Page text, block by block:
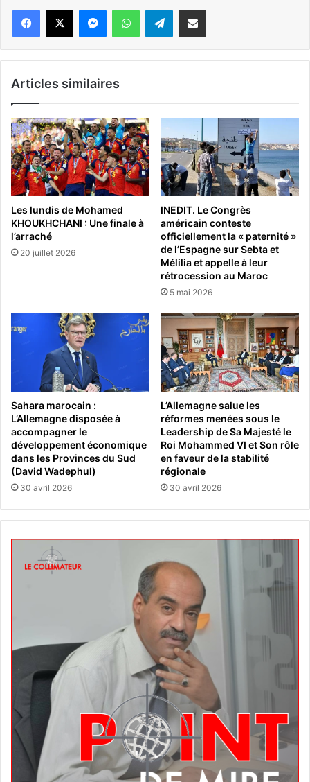
WhatsApp Telegram
Articles similaires
Les lundis de Mohamed
KHOUKHCHANI : Une finale à
l’arraché
20 juillet 2026
INEDIT. Le Congrès
américain conteste
officiellement la « paternité »
de l’Espagne sur Sebta et
Mélilia et appelle à leur
rétrocession au Maroc
5 mai 2026
Sahara marocain :
L’Allemagne disposée à
accompagner le
développement économique
dans les Provinces du Sud
(David Wadephul)
30 avril 2026
L’Allemagne salue les
réformes menées sous le
Leadership de Sa Majesté le
Roi Mohammed VI et Son rôle
en faveur de la stabilité
régionale
30 avril 2026